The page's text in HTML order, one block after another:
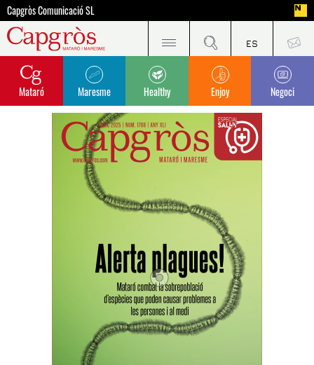
Capgròs Comunicació SL
Mataró Maresme Healthy Enjoy Negoci